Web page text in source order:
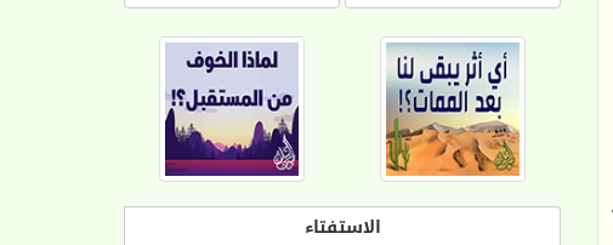
الاستفتاء